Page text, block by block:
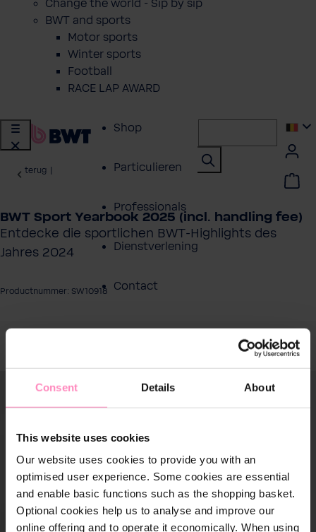
Consent Details About
This website uses cookies
Our website uses cookies to provide you with an
optimised user experience. Some cookies are essential
and enable basic functions such as the shopping basket.
Optional cookies help us to analyse and improve our
online offering and to operate it economically. When using
Change the world - Sip by sip
BWT and sports
Motor sports
Winter sports
Football
RACE LAP AWARD
Shop
Particulieren
Professionals
Dienstverlening
Contact
Over BWT
terug
BWT Sport Yearbook 2025 (incl. handling fee)
Entdecke die sportlichen BWT-Highlights des
Jahres 2024
Productnummer: SW10918
overslaan